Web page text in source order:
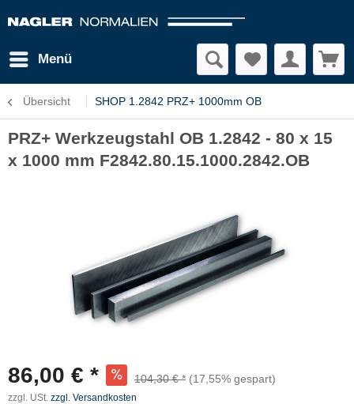
Menü
Übersicht SHOP 1.2842 PRZ+ 1000mm OB
PRZ+ Werkzeugstahl OB 1.2842 - 80 x 15
x 1000 mm F2842.80.15.1000.2842.OB
86,00 € * 104,30 € * (17,55% gespart)
zzgl. USt. zzgl. Versandkosten